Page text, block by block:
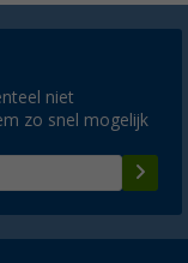
niet
zo snel mogelijk